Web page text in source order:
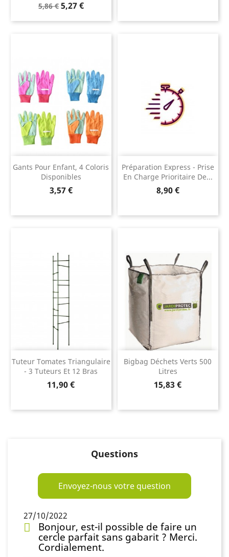
Prix
base
5,86 € Prix
5,27 €
Gants Pour Enfant, 4 Coloris
Disponibles
Prix
3,57 €
Préparation Express - Prise
En Charge Prioritaire De...
Prix
8,90 €
Tuteur Tomates Triangulaire
- 3 Tuteurs Et 12 Bras
Prix
11,90 €
Bigbag Déchets Verts 500
Litres
Prix
15,83 €
Questions
Envoyez-nous votre question
27/10/2022
Bonjour, est-il possible de faire un
cercle parfait sans gabarit ? Merci.
Cordialement.